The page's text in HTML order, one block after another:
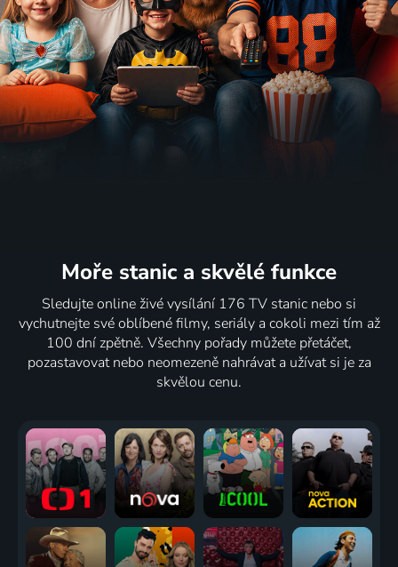
Moře stanic a skvělé funkce
Sledujte online živé vysílání 176 TV stanic nebo si
vychutnejte své oblíbené filmy, seriály a cokoli mezi tím až
100 dní zpětně. Všechny pořady můžete přetáčet,
pozastavovat nebo neomezeně nahrávat a užívat si je za
skvělou cenu.